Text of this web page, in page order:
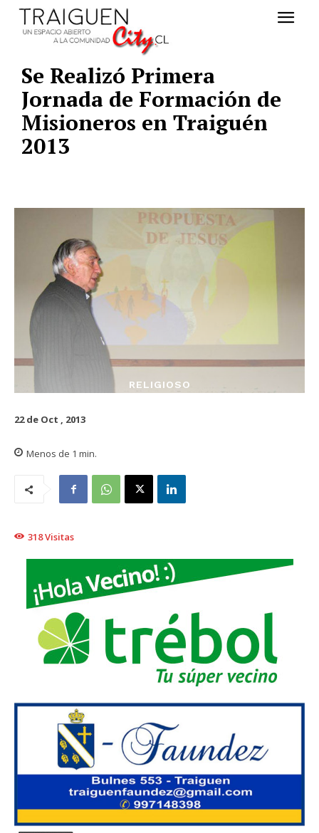
Se Realizó Primera
Jornada de Formación de
Misioneros en Traiguén
2013
RELIGIOSO
22 de Oct , 2013
Menos de 1 min.
318Visitas